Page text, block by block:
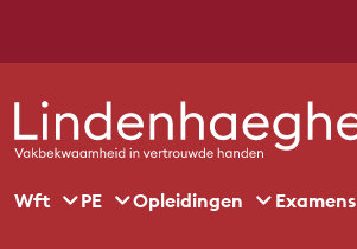
Wft PE Opleidingen Examens